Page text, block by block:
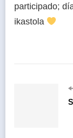
participado;
ikastola